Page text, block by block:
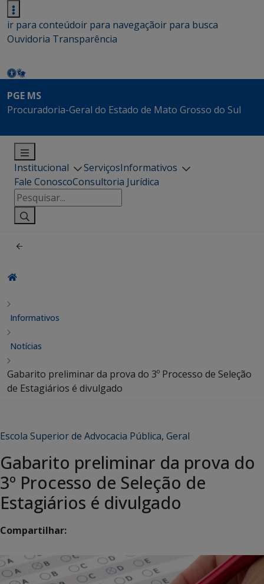
ir para conteúdoir para navegaçãoir para busca
Ouvidoria Transparência
PGE MS
Procuradoria-Geral do Estado de Mato Grosso do Sul
Institucional ServiçosInformativos
Fale ConoscoConsultoria Jurídica
Pesquisar
por:
Informativos
Notícias
Gabarito preliminar da prova do 3º Processo de Seleção
de Estagiários é divulgado
Escola Superior de Advocacia Pública, Geral
Gabarito preliminar da prova do
3º Processo de Seleção de
Estagiários é divulgado
Compartilhar: